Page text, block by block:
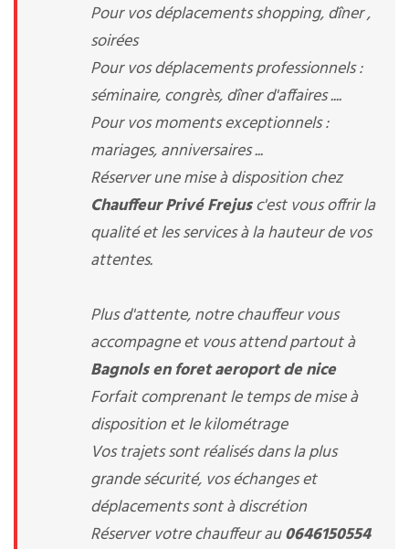
Pour vos déplacements shopping, dîner ,
soirées
Pour vos déplacements professionnels :
séminaire, congrès, dîner d'affaires ....
Pour vos moments exceptionnels :
mariages, anniversaires ...
Réserver une mise à disposition chez
Chauffeur Privé Frejusc'est vous offrir la
qualité et les services à la hauteur de vos
attentes.
Plus d'attente, notre chauffeur vous
accompagne et vous attend partout à
Bagnols en foret aeroport de nice
Forfait comprenant le temps de mise à
disposition et le kilométrage
Vos trajets sont réalisés dans la plus
grande sécurité, vos échanges et
déplacements sont à discrétion
Réserver votre chauffeur au0646150554